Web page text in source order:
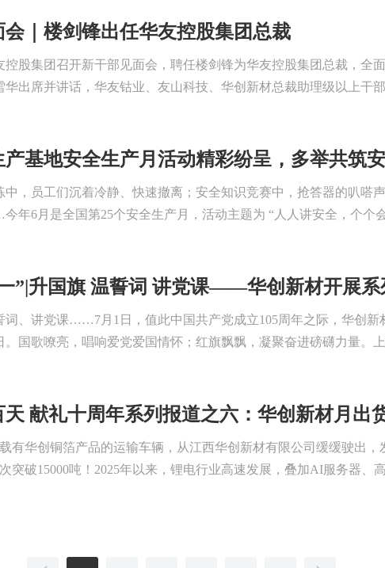
会｜楼剑锋出任华友控股集团总裁
控股集团召开新干部见面会，聘任楼剑锋为华友控股集团总裁，全
华出席并讲话，华友钴业、友山科技、华创新材总裁助理级以上干部
基地安全生产月活动精彩纷呈，多举共筑安
中，员工们沉着冷静、快速撤离；安全知识竞赛中，抢答器的叭嗒
年6月是全国第25个安全生产月，活动主题为 “人人讲安全，个个
”|升国旗 温誓词 讲党课——华创新材开展系
词、讲党课……7月1日，值此中国共产党成立105周年之际，华创新
。国歌嘹亮，唱响爱党爱国情怀；红旗飘飘，凝聚奋进磅礴力量。上
献礼十周年系列报道之六：华创新材月出
有华创铜箔产品的运输车辆，从江西华创新材有限公司缓缓驶出
突破15000吨！2025年以来，锂电行业高速发展，叠加AI服务器、高